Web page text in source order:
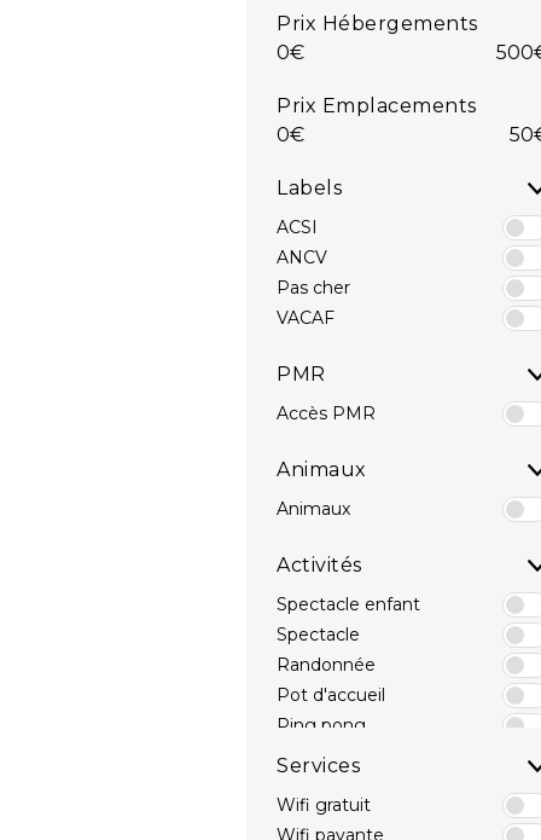
dans le Sud est
dans le Sud ouest
mediterranee
en Méditerranée
sur la côte Atlantique
sur la Côte d'Azur
Prix Hébergements
0€
Prix Emplacements
0€
Labels
ACSI
ANCV
Pas cher
VACAF
PMR
Accès PMR
Animaux
Animaux
Activités
Spectacle enfant
Spectacle
Randonnée
Pot d'accueil
Ping pong
Terrain Multisport
Mini Golf
Services
Wifi gratuit
Wifi payante